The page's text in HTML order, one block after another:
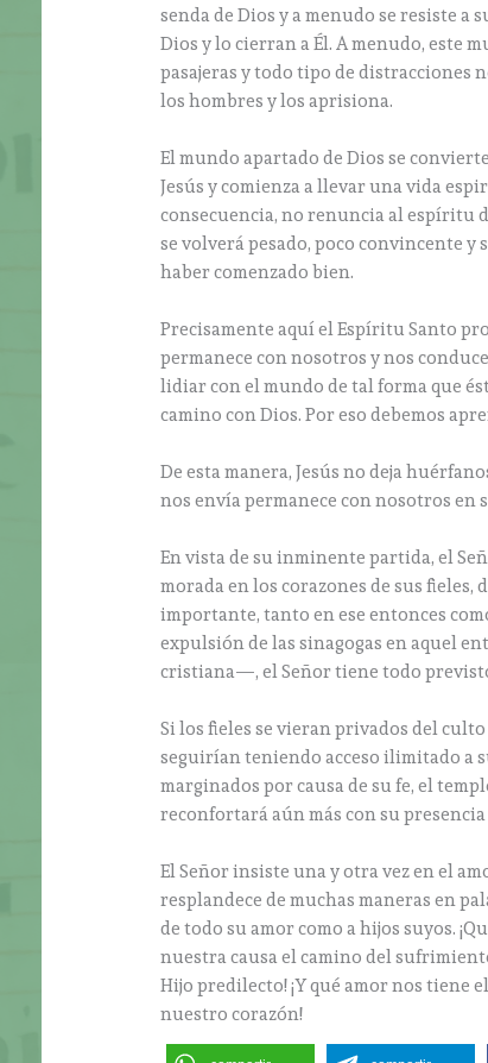
senda de Dios y a menudo se resiste a
Dios y lo cierran a Él. A menudo, este
pasajeras y todo tipo de distracciones
los hombres y los aprisiona.
El mundo apartado de Dios se
Jesús y comienza a llevar una vida
consecuencia, no renuncia al espíritu
se volverá pesado, poco convincente
haber comenzado bien.
Precisamente aquí el Espíritu Santo
permanece con nosotros y nos
lidiar con el mundo de tal forma que
camino con Dios. Por eso debemos
De esta manera, Jesús no deja
nos envía permanece con nosotros
En vista de su inminente partida, el
morada en los corazones de sus fieles,
importante, tanto en ese entonces
expulsión de las sinagogas en aquel
cristiana—, el Señor tiene todo
Si los fieles se vieran privados del
seguirían teniendo acceso ilimitado a
marginados por causa de su fe, el
reconfortará aún más con su
El Señor insiste una y otra vez en el
resplandece de muchas maneras en
de todo su amor como a hijos suyos.
nuestra causa el camino del
Hijo predilecto! ¡Y qué amor nos tiene
nuestro corazón!